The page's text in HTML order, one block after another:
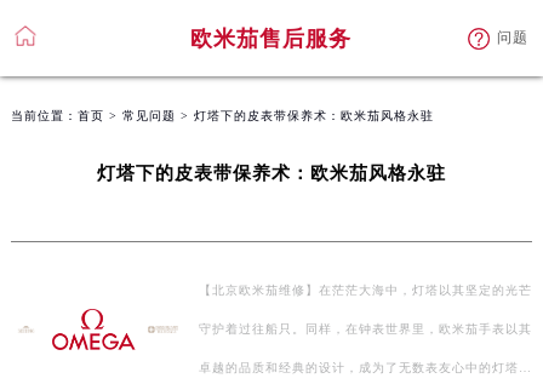
欧米茄售后服务 问题
当前位置： 首页 > 常见问题 > 灯塔下的皮表带保养术：欧米茄风格永驻
灯塔下的皮表带保养术：欧米茄风格永驻
【北京欧米茄维修】在茫茫大海中，灯塔以其坚定的光芒
守护着过往船只。同样，在钟表世界里，欧米茄手表以其
卓越的品质和经典的设计，成为了无数表友心中的灯塔。